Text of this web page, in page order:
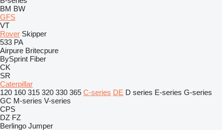
BM BW
GFS
VT
Rover Skipper
533 PA
Airpure Britecpure
BySprint Fiber
CK
SR
Caterpillar
120 160 315 320 330 365 C-series DE D series E-series G-series
GC M-series V-series
CPS
DZ FZ
Berlingo Jumper